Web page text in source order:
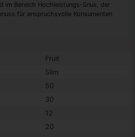
im Bereich Hochleistungs-Snus, der
für anspruchsvolle Konsumenten
Fruit
Slim
50
30
12
20